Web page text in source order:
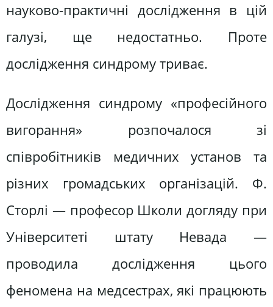
науково-практичні дослідження в цій
галузі, ще недостатньо. Проте
дослідження синдрому триває.
Дослідження синдрому «професійного
вигорання» розпочалося зі
співробітників медичних установ та
різних громадських організацій. Ф.
Сторлі — професор Школи догляду при
Університеті штату Невада —
проводила дослідження цього
феномена на медсестрах, які працюють